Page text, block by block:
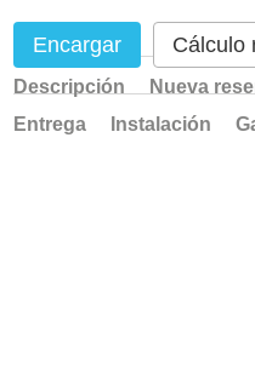
Encargar Cálculo
Descripción Nueva
Entrega
Instalación